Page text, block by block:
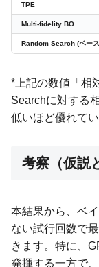
TPE
Multi-fidelity BO
Random Search (ベー
*上記の数値「相
Searchに対する
低いほど優れて
考察（仮説
本結果から、ベ
ない試行回数で
きます。特に、
発揮する一方で